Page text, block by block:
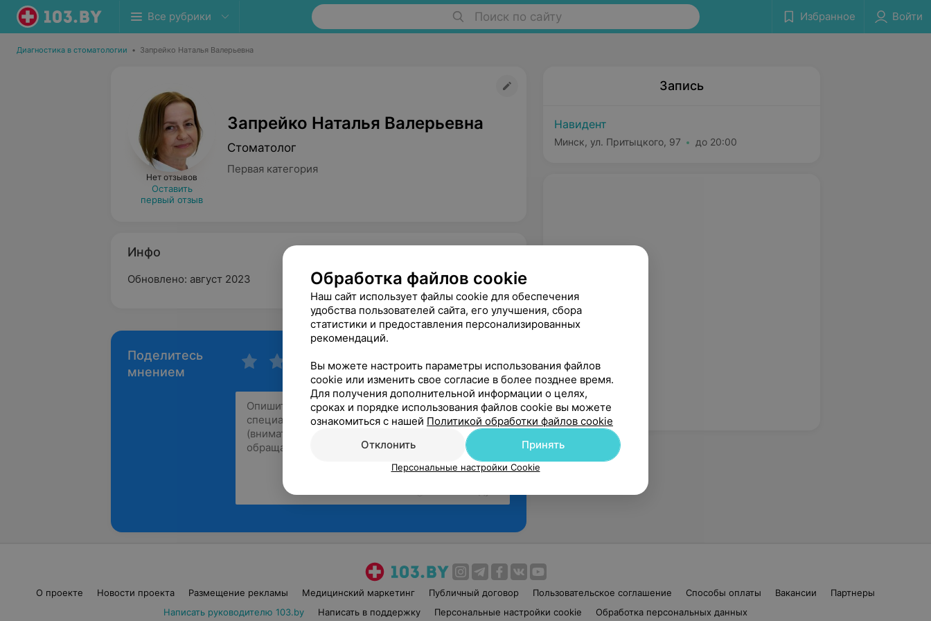
Все рубрики Поиск по сайту Избранное Войти
Диагностика в стоматологии • Запрейко Наталья Валерьевна
Нет отзывов
Оставить
первый отзыв
Запрейко Наталья Валерьевна
Стоматолог
Первая категория
Инфо
Обновлено: август 2023
Поделитесь
мнением
Запись
Навидент
Минск, ул. Притыцкого, 97 до 20:00
О проекте Новости проекта Размещение рекламы Медицинский маркетинг Публичный договор Пользовательское соглашение Способы оплаты Вакансии
Партнеры
Написать руководителю 103.by
Написать в поддержку Персональные настройки cookie Обработка персональных данных
Обработка файлов cookie
Наш сайт использует файлы cookie для обеспечения
удобства пользователей сайта, его улучшения, сбора
статистики и предоставления персонализированных
рекомендаций.
Вы можете настроить параметры использования файлов
cookie или изменить свое согласие в более позднее время.
Для получения дополнительной информации о целях,
сроках и порядке использования файлов cookie вы можете
ознакомиться с нашей Политикой обработки файлов cookie
Отклонить
Принять
Персональные настройки Cookie